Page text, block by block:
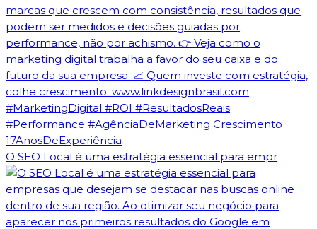
O SEO Local é uma estratégia essencial para empr